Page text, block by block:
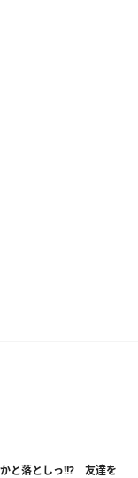
と落としっ!!? 友達を